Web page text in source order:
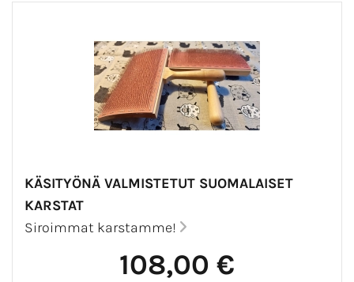
KÄSITYÖNÄ VALMISTETUT SUOMALAISET
KARSTAT
Siroimmat karstamme!
108,00 €